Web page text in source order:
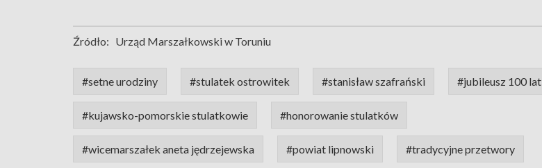
Źródło: Urząd Marszałkowski w Toruniu
#setne urodziny #stulatek ostrowitek #stanisław szafrański #jubileusz 100 lat
#kujawsko-pomorskie stulatkowie #honorowanie stulatków
#wicemarszałek aneta jędrzejewska #powiat lipnowski #tradycyjne przetwory